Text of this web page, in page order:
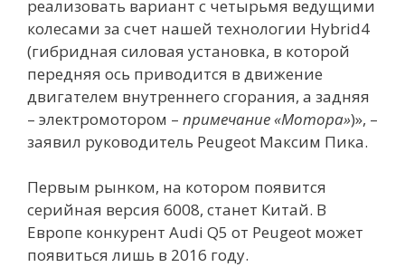
реализовать вариант с четырьмя ведущими
колесами за счет нашей технологии Hybrid4
(гибридная силовая установка, в которой
передняя ось приводится в движение
двигателем внутреннего сгорания, а задняя
– электромотором – примечание «Мотора»)», –
заявил руководитель Peugeot Максим Пика.
Первым рынком, на котором появится
серийная версия 6008, станет Китай. В
Европе конкурент Audi Q5 от Peugeot может
появиться лишь в 2016 году.